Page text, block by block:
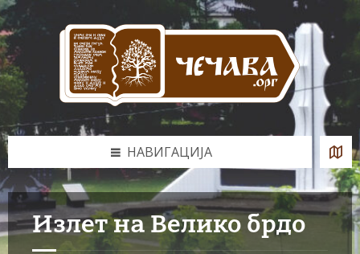
Skip
to
content
Skip
to
left
sidebar
Skip
to
footer
НАВИГАЦИЈА
Излет на Велико брдо